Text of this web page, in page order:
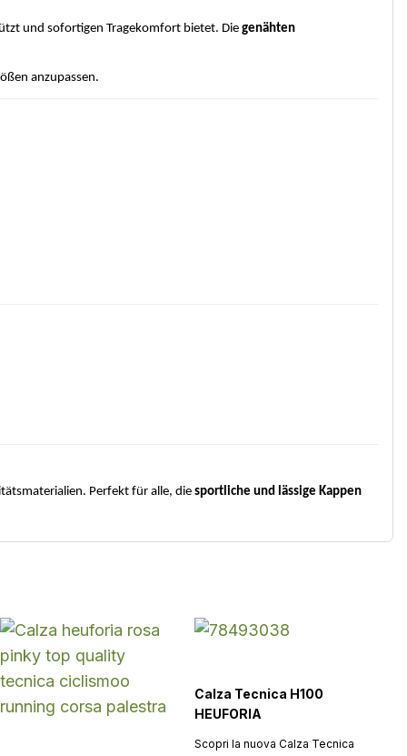
und sofortigen Tragekomfort bietet. Die genähten
anzupassen.
Perfekt für alle, die sportliche und lässige Kappen
Calza Tecnica H100
HEUFORIA
Scopri la nuova Calza Tecnica